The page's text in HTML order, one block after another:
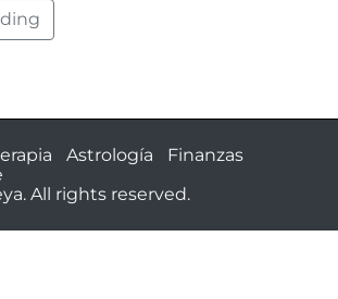
Astrología
Finanzas
All rights reserved.